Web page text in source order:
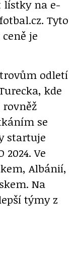
lístky na e-
Tyto
je
odletí
kde
rovněž
se
startuje
Ve
Albánií,
Na
týmy z